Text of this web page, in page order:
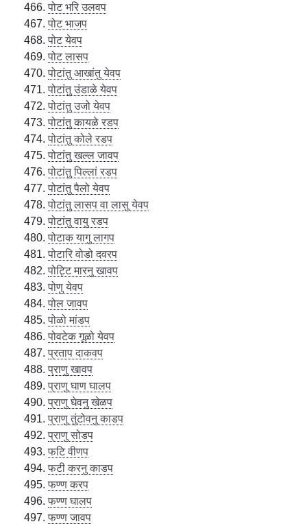
पोट भरि उलवप
पोट भाजप
पोट येवप
पोट लासप
पोटांतु आखांतु येवप
पोटांतु उंडाळे येवप
पोटांतु उजो येवप
पोटांतु कायळे रडप
पोटांतु कोले रडप
पोटांतु खल्ल जावप
पोटांतु पिल्लां रडप
पोटांतु पैलो येवप
पोटांतु लासप वा लासु येवप
पोटांतु वायु रडप
पोटाक यागु लागप
पोटारि वोडो दवरप
पोट्टि मारनु खावप
पोणु येवप
पोल जावप
पोळो मांडप
पोवटेक गूळो येवप
प्रताप दाकवप
प्राणु खावप
प्राणु घाण घालप
प्राणु घेवनु खेळप
प्राणु तुंटोवनु काडप
प्राणु सोडप
फटि वीणप
फटी करनु काडप
फण्ण करप
फण्ण घालप
फण्ण जावप